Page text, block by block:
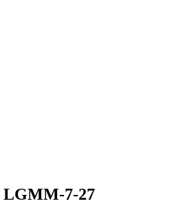
LGMM-7-27